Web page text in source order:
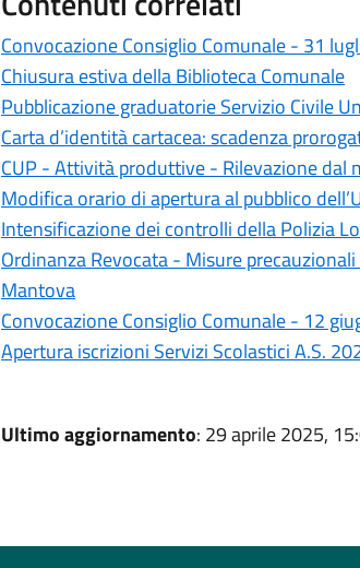
Convocazione Consiglio Comunale - 31
Chiusura estiva della Biblioteca Comunale
Pubblicazione graduatorie Servizio Civile
Carta d’identità cartacea: scadenza
CUP - Attività produttive - Rilevazione dal
Modifica orario di apertura al pubblico
Intensificazione dei controlli della Polizia
Ordinanza Revocata - Misure
Mantova
Convocazione Consiglio Comunale - 12
Apertura iscrizioni Servizi Scolastici A.S.
Ultimo aggiornamento: 29 aprile 2025,